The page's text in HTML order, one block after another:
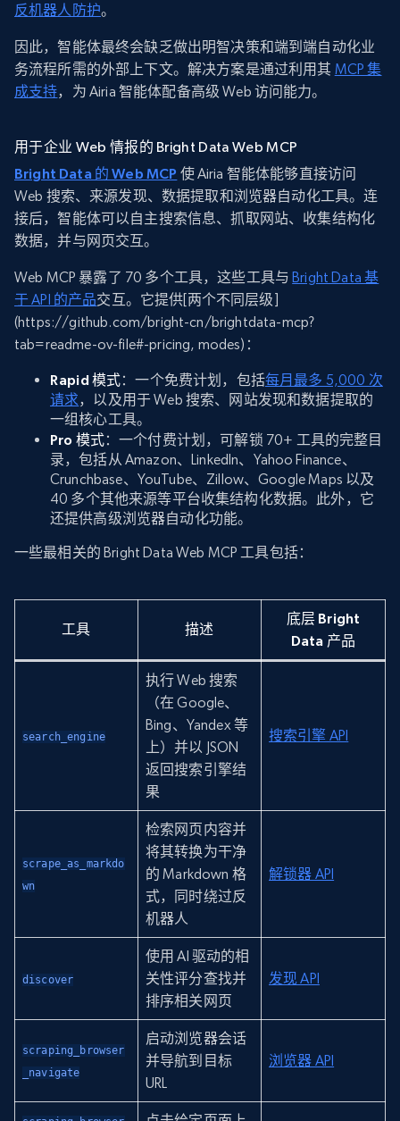
反机器人防护。
因此，智能体最终会缺乏做出明智决策和端到端自动化业
务流程所需的外部上下文。解决方案是通过利用其 MCP 集
成支持，为 Airia 智能体配备高级 Web 访问能力。
用于企业 Web 情报的 Bright Data Web MCP
Bright Data 的 Web MCP 使 Airia 智能体能够直接访问
Web 搜索、来源发现、数据提取和浏览器自动化工具。连
接后，智能体可以自主搜索信息、抓取网站、收集结构化
数据，并与网页交互。
Web MCP 暴露了 70 多个工具，这些工具与Bright Data 基
于 API 的产品交互。它提供[两个不同层级]
(https://github.com/bright-cn/brightdata-mcp?
tab=readme-ov-file#-pricing, modes)：
Rapid 模式：一个免费计划，包括每月最多 5,000 次
请求，以及用于 Web 搜索、网站发现和数据提取的
一组核心工具。
Pro 模式：一个付费计划，可解锁 70+ 工具的完整目
录，包括从 Amazon、LinkedIn、Yahoo Finance、
Crunchbase、YouTube、Zillow、Google Maps 以及
40 多个其他来源等平台收集结构化数据。此外，它
还提供高级浏览器自动化功能。
一些最相关的 Bright Data Web MCP 工具包括：
工具 描述
底层 Bright
Data 产品
search_engine
执行 Web 搜索
（在 Google、
Bing、Yandex 等
上）并以 JSON
返回搜索引擎结
果
搜索引擎 API
scrape_as_markdo
wn
检索网页内容并
将其转换为干净
的 Markdown 格
式，同时绕过反
机器人
解锁器 API
discover
使用 AI 驱动的相
关性评分查找并
排序相关网页
发现 API
scraping_browser
_navigate
启动浏览器会话
并导航到目标
URL
浏览器 API